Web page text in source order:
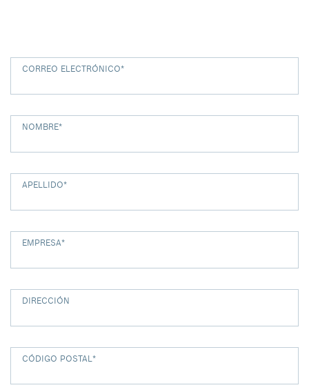
CORREO ELECTRÓNICO*
NOMBRE*
APELLIDO*
EMPRESA*
DIRECCIÓN
CÓDIGO POSTAL*